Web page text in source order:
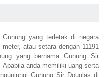
Gunung yang terletak di negara
atau setara dengan 11191
yang bernama Gunung Sir
anda memiliki uang serta
Gunung Sir Douglas di